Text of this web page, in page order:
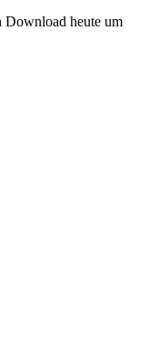
Download heute um